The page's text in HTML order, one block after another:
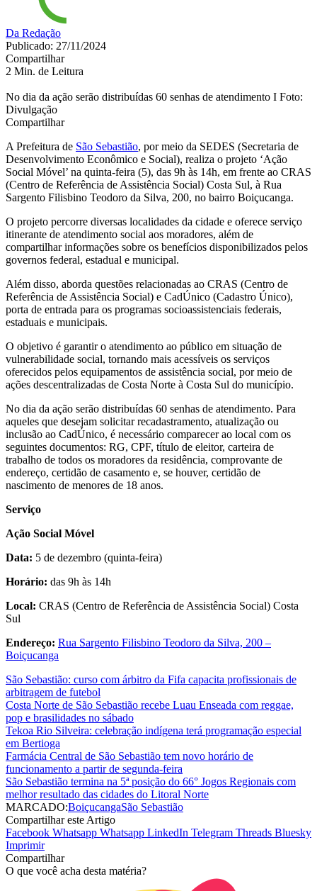
Da Redação
Publicado: 27/11/2024
Compartilhar
2 Min. de Leitura
No dia da ação serão distribuídas 60 senhas de atendimento I Foto:
Divulgação
Compartilhar
A Prefeitura de São Sebastião, por meio da SEDES (Secretaria de
Desenvolvimento Econômico e Social), realiza o projeto ‘Ação
Social Móvel’ na quinta-feira (5), das 9h às 14h, em frente ao CRAS
(Centro de Referência de Assistência Social) Costa Sul, à Rua
Sargento Filisbino Teodoro da Silva, 200, no bairro Boiçucanga.
O projeto percorre diversas localidades da cidade e oferece serviço
itinerante de atendimento social aos moradores, além de
compartilhar informações sobre os benefícios disponibilizados pelos
governos federal, estadual e municipal.
Além disso, aborda questões relacionadas ao CRAS (Centro de
Referência de Assistência Social) e CadÚnico (Cadastro Único),
porta de entrada para os programas socioassistenciais federais,
estaduais e municipais.
O objetivo é garantir o atendimento ao público em situação de
vulnerabilidade social, tornando mais acessíveis os serviços
oferecidos pelos equipamentos de assistência social, por meio de
ações descentralizadas de Costa Norte à Costa Sul do município.
No dia da ação serão distribuídas 60 senhas de atendimento. Para
aqueles que desejam solicitar recadastramento, atualização ou
inclusão ao CadÚnico, é necessário comparecer ao local com os
seguintes documentos: RG, CPF, título de eleitor, carteira de
trabalho de todos os moradores da residência, comprovante de
endereço, certidão de casamento e, se houver, certidão de
nascimento de menores de 18 anos.
Serviço
Ação Social Móvel
Data: 5 de dezembro (quinta-feira)
Horário: das 9h às 14h
Local: CRAS (Centro de Referência de Assistência Social) Costa
Sul
Endereço: Rua Sargento Filisbino Teodoro da Silva, 200 –
Boiçucanga
São Sebastião: curso com árbitro da Fifa capacita profissionais de
arbitragem de futebol
Costa Norte de São Sebastião recebe Luau Enseada com reggae,
pop e brasilidades no sábado
Tekoa Rio Silveira: celebração indígena terá programação especial
em Bertioga
Farmácia Central de São Sebastião tem novo horário de
funcionamento a partir de segunda-feira
São Sebastião termina na 5ª posição do 66° Jogos Regionais com
melhor resultado das cidades do Litoral Norte
MARCADO:BoiçucangaSão Sebastião
Compartilhar este Artigo
Facebook Whatsapp Whatsapp LinkedIn Telegram Threads Bluesky
Imprimir
Compartilhar
O que você acha desta matéria?